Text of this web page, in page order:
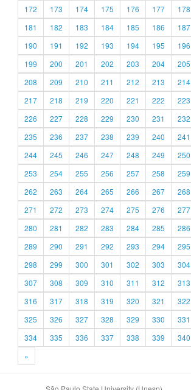
172
173 174 175 176 177 178
181
182 183 184 185 186 187
190
191 192 193 194 195 196
199
200 201 202 203 204 205
208
209 210 211 212 213 214
217
218 219 220 221 222 223
226
227 228 229 230 231 232
235
236 237 238 239 240 241
244
245 246 247 248 249 250
253
254 255 256 257 258 259
262
263 264 265 266 267 268
271
272 273 274 275 276 277
280
281 282 283 284 285 286
289
290 291 292 293 294 295
298
299 300 301 302 303 304
307
308 309 310 311 312 313
316
317 318 319 320 321 322
325
326 327 328 329 330 331
334
335 336 337 338 339 340
»